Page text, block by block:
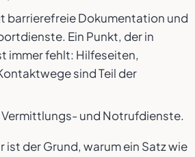
barrierefreie Dokumentation und
Ein Punkt, der in
immer fehlt: Hilfeseiten,
sind Teil der
und Notrufdienste.
der Grund, warum ein Satz wie